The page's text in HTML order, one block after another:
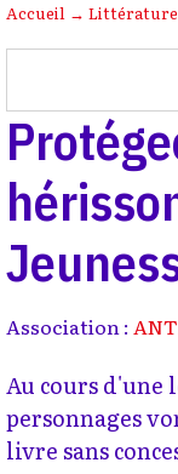
Accueil → Littérature
Association :
Au cours
personnages
livre sans